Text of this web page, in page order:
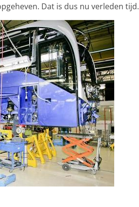
Dat is dus nu verleden tijd.